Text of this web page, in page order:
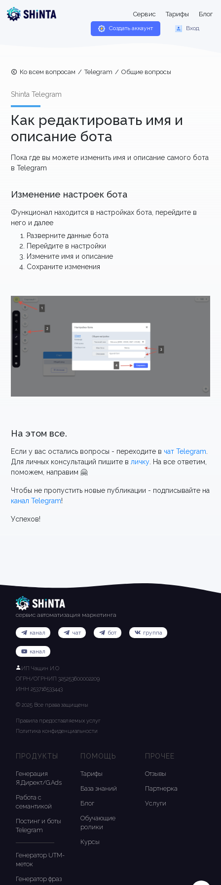
Сервис Тарифы Блог
Создать аккаунт Вход
Ко всем вопросам / Telegram / Общие вопросы
Shinta Telegram
Как редактировать имя и
описание бота
Пока где вы можете изменить имя и описание самого бота
в Telegram
Изменение настроек бота
Функционал находится в настройках бота, перейдите в
него и далее
Разверните данные бота
Перейдите в настройки
Измените имя и описание
Сохраните изменения
На этом все.
Если у вас остались вопросы - переходите в чат Telegram.
Для личных консультаций пишите вличку. На все ответим,
поможем, направим 🤗
Чтобы не пропустить новые публикации - подписывайте на
канал Telegram!
Успехов!
сервис автоматизация маркетинга
канал чат бот группа
канал
ИП Чащин И.О
ОГРН/ОГРНИП 325253600002209
ИНН 253716533443
© 2025 Все права защищены
Правила предоставляемых услуг
Политика конфиденциальности
ПРОДУКТЫ
Генерация
Я.Директ/G.Ads
Работа с
семантикой
Постинг и боты
Telegram
Генератор UTM-
меток
Генератор фраз
ПОМОЩЬ
Тарифы
База знаний
Блог
Обучающие
ролики
Курсы
ПРОЧЕЕ
Отзывы
Партнерка
Услуги